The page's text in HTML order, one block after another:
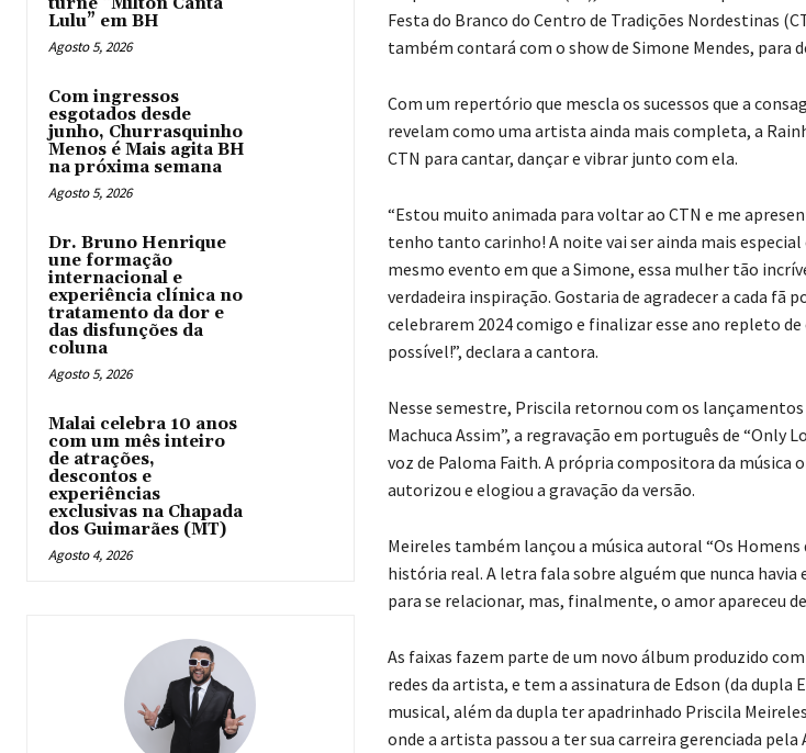
Lulu” em BH
Agosto 5, 2026
Com ingressos
esgotados desde
junho, Churrasquinho
Menos é Mais agita BH
na próxima semana
Agosto 5, 2026
Dr. Bruno Henrique
une formação
internacional e
experiência clínica no
tratamento da dor e
das disfunções da
coluna
Agosto 5, 2026
Malai celebra 10 anos
com um mês inteiro
de atrações,
descontos e
experiências
exclusivas na Chapada
dos Guimarães (MT)
Agosto 4, 2026
Festa do Branco do Centro de Tradições Nordestinas
também contará com o show de Simone Mendes, para
Com um repertório que mescla os sucessos que a
revelam como uma artista ainda mais completa, a
CTN para cantar, dançar e vibrar junto com ela.
“Estou muito animada para voltar ao CTN e me
tenho tanto carinho! A noite vai ser ainda mais
mesmo evento em que a Simone, essa mulher tão
verdadeira inspiração. Gostaria de agradecer a cada fã
celebrarem 2024 comigo e finalizar esse ano repleto
possível!”, declara a cantora.
Nesse semestre, Priscila retornou com os
Machuca Assim”, a regravação em português de “Only
voz de Paloma Faith. A própria compositora da música
autorizou e elogiou a gravação da versão.
Meireles também lançou a música autoral “Os Homens
história real. A letra fala sobre alguém que nunca
para se relacionar, mas, finalmente, o amor apareceu
As faixas fazem parte de um novo álbum produzido com
redes da artista, e tem a assinatura de Edson (da dupla
musical, além da dupla ter apadrinhado Priscila
onde a artista passou a ter sua carreira gerenciada